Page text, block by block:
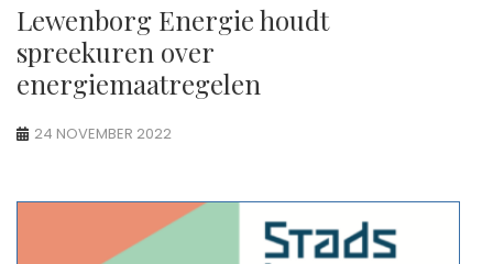
Lewenborg Energie houdt
spreekuren over
energiemaatregelen
24 NOVEMBER 2022